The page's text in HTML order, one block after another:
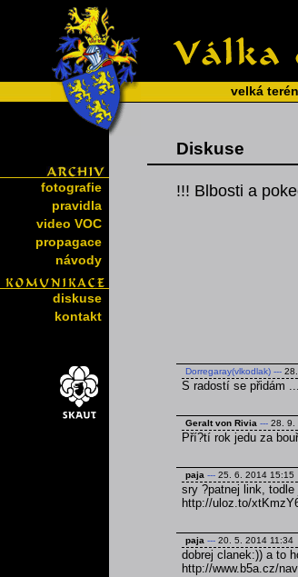
velká
fotografie
pravidla
video VOC
propagace
návody
diskuse
kontakt
Diskuse
!!! Blbosti a
Dorregaray(vlkodlak) ---
S radostí se přidám ...
Geralt von Rivia --- 28. 9.
Pří?tí rok jedu za
paja --- 25. 6. 2014 15:15
sry ?patnej link, todle
http://uloz.to/
paja --- 20. 5. 2014 11:34
dobrej clanek:)) a to
http://www.b5a.cz/